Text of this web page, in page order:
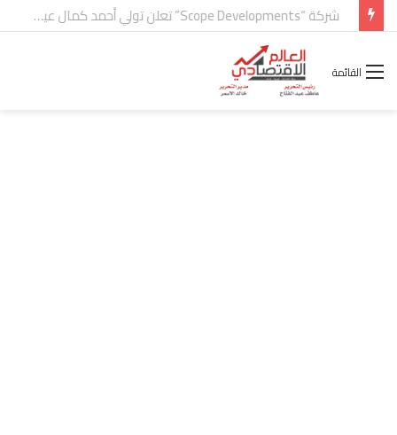
شركة “Scope Developments” تعلن تولي أحمد كمال عيسى منصب الرئيس التنفيذي للقطاع التجاري
القائمة